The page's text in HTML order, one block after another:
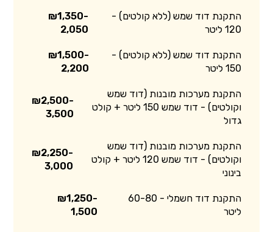
התקנת דוד שמש (ללא קולטים) -
120 ליטר
₪1,350-
2,050
התקנת דוד שמש (ללא קולטים) -
150 ליטר
₪1,500-
2,200
התקנת מערכות מובנות (דוד שמש
וקולטים) - דוד שמש 150 ליטר + קולט
גדול
₪2,500-
3,500
התקנת מערכות מובנות (דוד שמש
וקולטים) - דוד שמש 120 ליטר + קולט
בינוני
₪2,250-
3,000
התקנת דוד חשמלי - 60-80
ליטר
₪1,250-
1,500